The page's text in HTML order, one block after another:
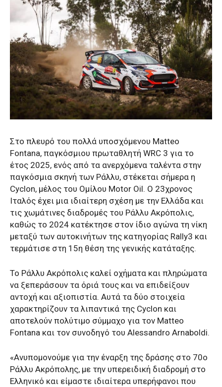
Στο πλευρό του πολλά υποσχόμενου Matteo
Fontana, παγκόσμιου πρωταθλητή WRC 3 για το
έτος 2025, ενός από τα ανερχόμενα ταλέντα στην
παγκόσμια σκηνή των Ράλλυ, στέκεται σήμερα η
Cyclon, μέλος του Ομίλου Motor Oil. Ο 23χρονος
Ιταλός έχει μια ιδιαίτερη σχέση με την Ελλάδα και
τις χωμάτινες διαδρομές του Ράλλυ Ακρόπολις,
καθώς το 2024 κατέκτησε στον ίδιο αγώνα τη νίκη
μεταξύ των αυτοκινήτων της κατηγορίας Rally3 και
τερμάτισε στη 15η θέση της γενικής κατάταξης.
Το Ράλλυ Ακρόπολις καλεί οχήματα και πληρώματα
να ξεπεράσουν τα όριά τους και να επιδείξουν
αντοχή και αξιοπιστία. Αυτά τα δύο στοιχεία
χαρακτηρίζουν τα λιπαντικά της Cyclon και
αποτελούν πολύτιμο σύμμαχο για τον Matteo
Fontana και τον συνοδηγό του Alessandro Arnaboldi.
«Ανυπομονούμε για την έναρξη της δράσης στο 70ο
Ράλλυ Ακρόπολης, με την υπερειδική διαδρομή στο
Ελληνικό και είμαστε ιδιαίτερα υπερήφανοι που